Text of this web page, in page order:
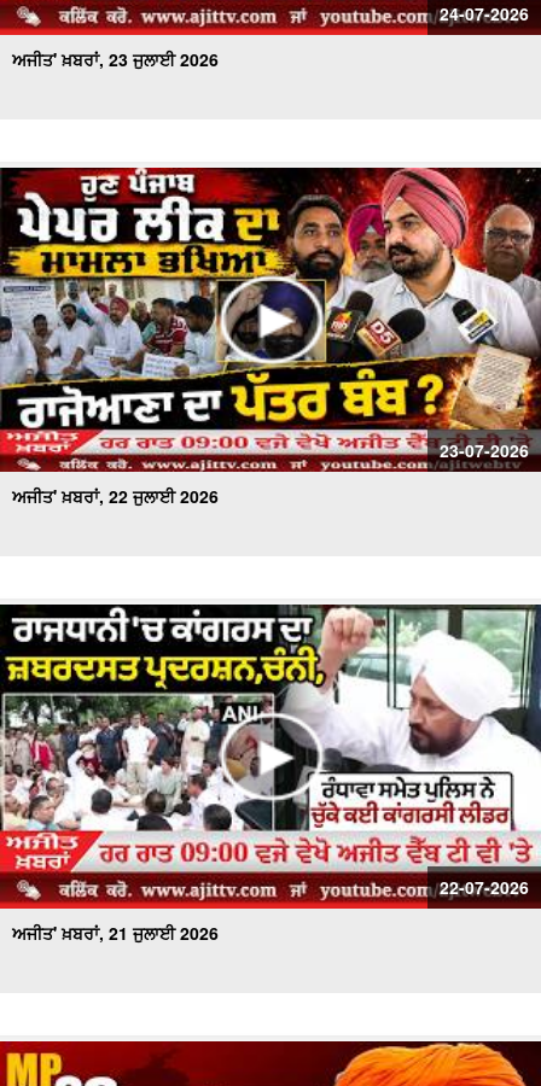
24-07-2026
ਅਜੀਤ' ਖ਼ਬਰਾਂ, 23 ਜੁਲਾਈ 2026
23-07-2026
ਅਜੀਤ' ਖ਼ਬਰਾਂ, 22 ਜੁਲਾਈ 2026
22-07-2026
ਅਜੀਤ' ਖ਼ਬਰਾਂ, 21 ਜੁਲਾਈ 2026